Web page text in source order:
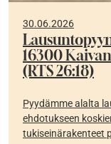
30.06.2026
16300
(RTS 26:18)
Pyydämme alalta
ehdotukseen
tukiseinärakenteet